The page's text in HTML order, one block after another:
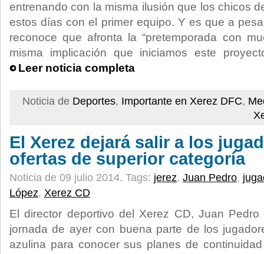
entrenando con la misma ilusión que los chicos
estos días con el primer equipo. Y es que a
reconoce que afronta la “pretemporada con
misma implicación que iniciamos este
Leer noticia completa
Noticia de Deportes, Importante en Xerez DFC,
El Xerez dejará salir a los
ofertas de superior categoría
Noticia de 09 julio 2014. Tags: jerez, Juan Pedro,
López, Xerez CD
El director deportivo del Xerez CD, Juan
jornada de ayer con buena parte de los
azulina para conocer sus planes de